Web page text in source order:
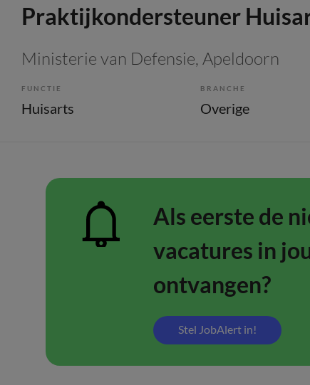
Praktijkondersteuner
Ministerie van Defensie, Apeldoorn
FUNCTIE
Huisarts
BRANCHE
Overige
Als eerste de
vacatures in
ontvangen?
Stel JobAlert in!